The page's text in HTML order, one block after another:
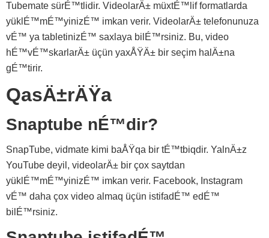
Tubemate sürÉ™tlidir. VideolarÄ± müxtÉ™lif formatlarda
yüklÉ™mÉ™yinizÉ™ imkan verir. VideolarÄ± telefonunuza
vÉ™ ya tabletinizÉ™ saxlaya bilÉ™rsiniz. Bu, video
hÉ™vÉ™skarlarÄ± üçün yaxÅŸÄ± bir seçim halÄ±na
gÉ™tirir.
QasÄ±rÄŸa
Snaptube nÉ™dir?
SnapTube, vidmate kimi baÅŸqa bir tÉ™tbiqdir. YalnÄ±z
YouTube deyil, videolarÄ± bir çox saytdan
yüklÉ™mÉ™yinizÉ™ imkan verir. Facebook, Instagram
vÉ™ daha çox video almaq üçün istifadÉ™ edÉ™
bilÉ™rsiniz.